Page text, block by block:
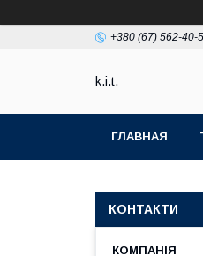
+380 (67) 562-40-
k.i.t.
ГЛАВНАЯ
КОНТАКТИ